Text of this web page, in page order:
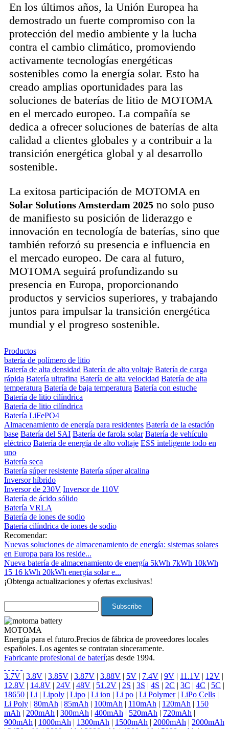
En los últimos años, la Unión Europea ha
demostrado un fuerte compromiso con la
protección del medio ambiente y la lucha
contra el cambio climático, promoviendo
activamente tecnologías energéticas
sostenibles como la energía solar. Esto ha
creado amplias oportunidades para las
soluciones de baterías de litio de MOTOMA
en el mercado europeo. La compañía se
dedica a ofrecer soluciones de baterías de alta
calidad a clientes globales y a contribuir a la
transición energética global y al desarrollo
sostenible.
La exitosa participación de MOTOMA en
Solar Solutions Amsterdam 2025 no solo puso
de manifiesto su posición de liderazgo e
innovación en tecnología de baterías, sino que
también reforzó su presencia e influencia en
el mercado europeo. De cara al futuro,
MOTOMA seguirá profundizando su
presencia en Europa, proporcionando
productos y servicios superiores, y trabajando
juntos para impulsar la transición energética
mundial y el progreso sostenible.
Productos
batería de polímero de litio
Batería de alta densidad Batería de alto voltaje Batería de carga
rápida Batería ultrafina Batería de alta velocidad Batería de alta
temperatura Batería de baja temperatura Batería con estuche
Batería de litio cilíndrica
Batería de litio cilíndrica
Batería LiFePO4
Almacenamiento de energía para residentes Batería de la estación
base Batería del SAI Batería de farola solar Batería de vehículo
eléctrico Batería de energía de alto voltaje ESS inteligente todo en
uno
Batería seca
Batería súper resistente Batería súper alcalina
Inversor híbrido
Inversor de 230V Inversor de 110V
Batería de ácido sólido
Batería VRLA
Batería de iones de sodio
Batería cilíndrica de iones de sodio
Recomendar:
Nuevas soluciones de almacenamiento de energía: sistemas solares
en Europa para los reside...
Nueva batería de almacenamiento de energía 5kWh 7kWh 10kWh
15 16 kWh 20kWh energía solar e...
¡Obtenga actualizaciones y ofertas exclusivas!
MOTOMA
Energía para el futuro.Precios de fábrica de proveedores locales
españoles. Los agentes se contratan sinceramente.
Fabricante profesional de baterí;as desde 1994.
3.7V | 3.8V | 3.85V | 3.87V | 3.88V | 5V | 7.4V | 9V | 11.1V | 12V |
12.8V | 14.8V | 24V | 48V | 51.2V | 2S | 3S | 4S | 2C | 3C | 4C | 5C |
18650 | Li | Lipoly | Lipo | Li ion | Li po | Li Polymer| LiPo Cells |
Li Poly | 80mAh | 85mAh | 100mAh | 110mAh | 120mAh | 150
mAh | 200mAh | 300mAh | 400mAh | 520mAh | 720mAh |
900mAh | 1000mAh | 1300mAh | 1500mAh | 2000mAh | 2000mAh